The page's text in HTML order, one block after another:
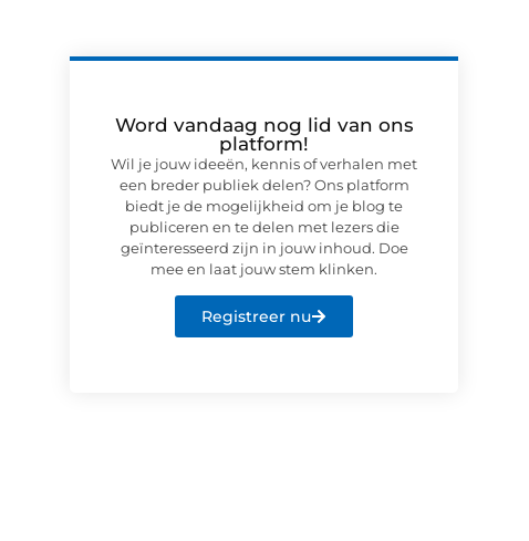
Word vandaag nog lid van ons
platform!
Wil je jouw ideeën, kennis of verhalen met
een breder publiek delen? Ons platform
biedt je de mogelijkheid om je blog te
publiceren en te delen met lezers die
geïnteresseerd zijn in jouw inhoud. Doe
mee en laat jouw stem klinken.
Registreer nu